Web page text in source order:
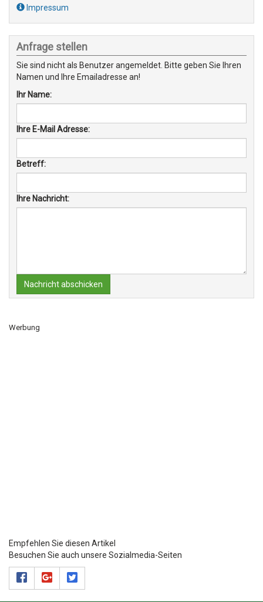
Impressum
Anfrage stellen
Sie sind nicht als Benutzer angemeldet. Bitte geben Sie Ihren
Namen und Ihre Emailadresse an!
Ihr Name:
Ihre E-Mail Adresse:
Betreff:
Ihre Nachricht:
Nachricht abschicken
Werbung
Empfehlen Sie diesen Artikel
Besuchen Sie auch unsere Sozialmedia-Seiten